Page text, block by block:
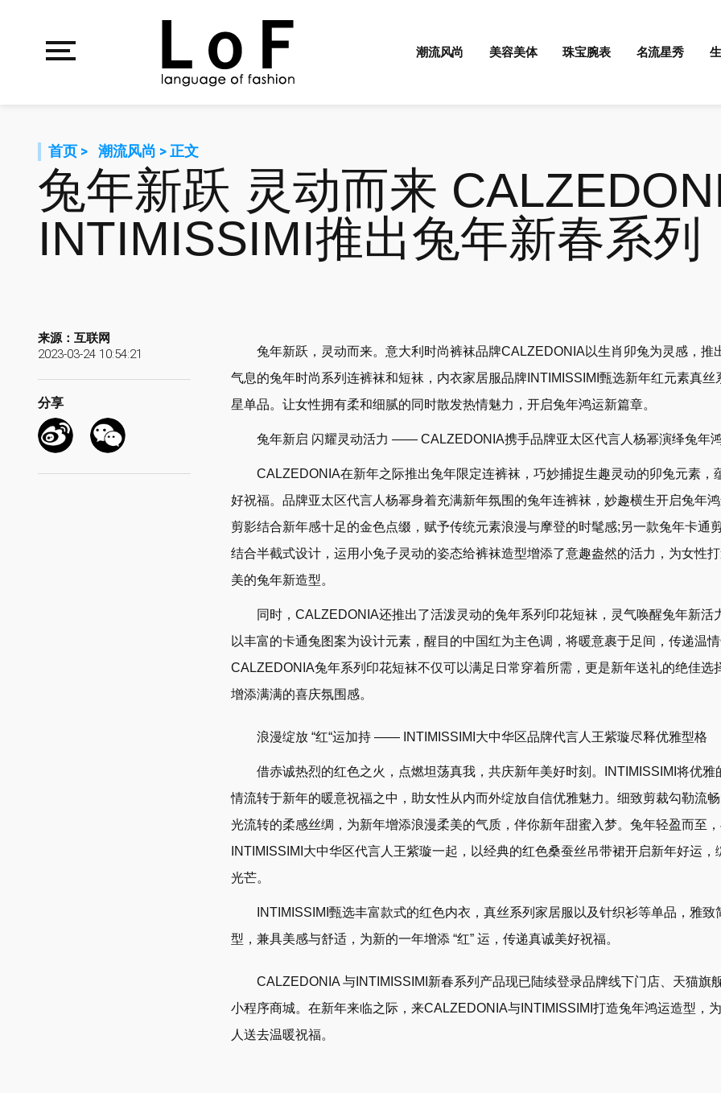
潮流风尚 美容美体 珠宝腕表 名流星秀
首页 > 潮流风尚 > 正文
兔年新跃 灵动而来
INTIMISSIMI推出兔年新春系列
兔年新跃，灵动而来。意大利时尚裤袜品牌CALZEDONIA以生肖卯兔为灵感，推
气息的兔年时尚系列连裤袜和短袜，内衣家居服品牌INTIMISSIMI甄选新年红元素真丝
星单品。让女性拥有柔和细腻的同时散发热情魅力，开启兔年鸿运新篇章。
兔年新启 闪耀灵动活力 —— CALZEDONIA携手品牌亚太区代言人杨幂演绎兔年
CALZEDONIA在新年之际推出兔年限定连裤袜，巧妙捕捉生趣灵动的卯兔元素，
好祝福。品牌亚太区代言人杨幂身着充满新年氛围的兔年连裤袜，妙趣横生开启兔年
剪影结合新年感十足的金色点缀，赋予传统元素浪漫与摩登的时髦感;另一款兔年卡通
结合半截式设计，运用小兔子灵动的姿态给裤袜造型增添了意趣盎然的活力，为女性
美的兔年新造型。
同时，CALZEDONIA还推出了活泼灵动的兔年系列印花短袜，灵气唤醒兔年新活
以丰富的卡通兔图案为设计元素，醒目的中国红为主色调，将暖意裹于足间，传递温情
CALZEDONIA兔年系列印花短袜不仅可以满足日常穿着所需，更是新年送礼的绝佳选
增添满满的喜庆氛围感。
浪漫绽放 “红“运加持 —— INTIMISSIMI大中华区品牌代言人王紫璇尽释优雅型格
借赤诚热烈的红色之火，点燃坦荡真我，共庆新年美好时刻。INTIMISSIMI将优雅
情流转于新年的暖意祝福之中，助女性从内而外绽放自信优雅魅力。细致剪裁勾勒流
光流转的柔感丝绸，为新年增添浪漫柔美的气质，伴你新年甜蜜入梦。兔年轻盈而至
INTIMISSIMI大中华区代言人王紫璇一起，以经典的红色桑蚕丝吊带裙开启新年好运，
光芒。
INTIMISSIMI甄选丰富款式的红色内衣，真丝系列家居服以及针织衫等单品，雅致
型，兼具美感与舒适，为新的一年增添 “红” 运，传递真诚美好祝福。
CALZEDONIA 与INTIMISSIMI新春系列产品现已陆续登录品牌线下门店、天猫旗
小程序商城。在新年来临之际，来CALZEDONIA与INTIMISSIMI打造兔年鸿运造型，
人送去温暖祝福。
来源：互联网
2023-03-24 10:54:21
分享
微博